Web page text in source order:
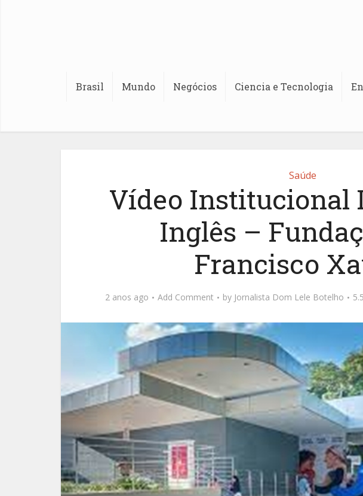
Brasil Mundo Negócios Ciencia e Tecnologia
Saúde
Vídeo Institucional
Inglês –
Francisco
2 anos ago Add Comment by Jornalista Dom Lele Botelho